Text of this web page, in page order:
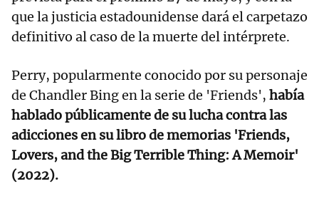
que la justicia estadounidense dará el carpetazo
definitivo al caso de la muerte del intérprete.
Perry, popularmente conocido por su personaje
de Chandler Bing en la serie de 'Friends', había
hablado públicamente de su lucha contra las
adicciones en su libro de memorias 'Friends,
Lovers, and the Big Terrible Thing: A Memoir'
(2022).